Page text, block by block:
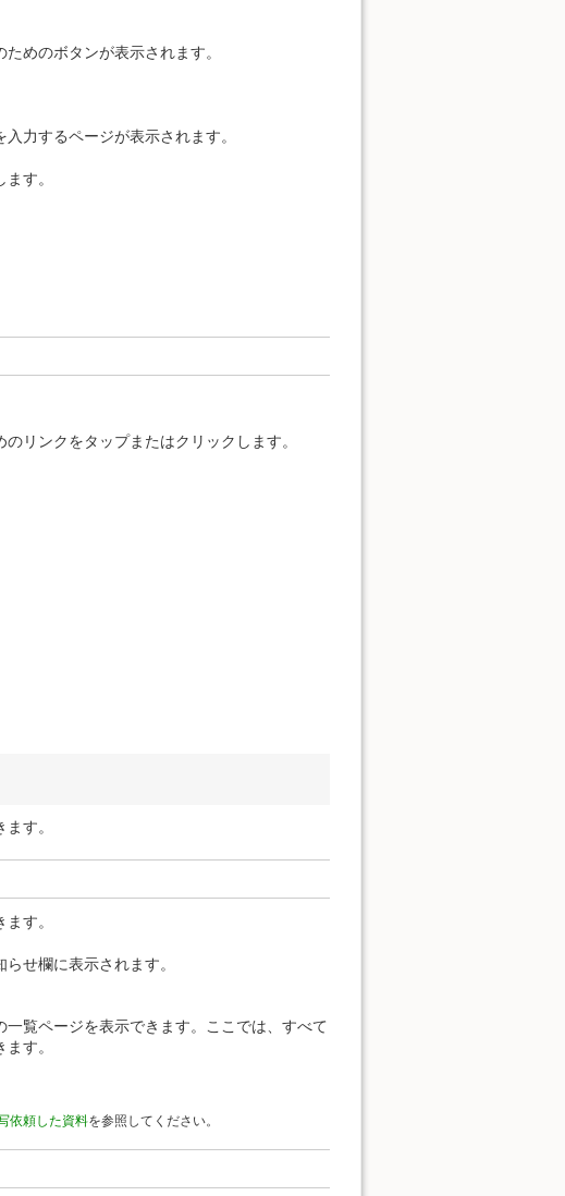
めのボタンが表示されます。
力するページが表示されます。
す。
リンクをタップまたはクリックします。
す。
す。
せ欄に表示されます。
覧ページを表示できます。ここでは、すべて
す。
依頼した資料を参照してください。